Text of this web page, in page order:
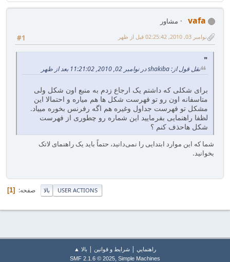
vafa
مشاور
#1
نوامبر 03, 2010, 02:25:42 قبل از ظهر
نقل قول از: shakiba در نوامبر 02, 2010, 11:21:02 بعد از ظهر
برای شکلی که داشتم یک ارجاع زدم به منبع اون شکل ولی
متاسفانه اون رو تو فهرست شکل ها هم میاره و احتمالا این
مشکل تو فهرست جداول وغیره هم اگه رفرنس بخوره مییاد.
لظفا راهنمایی بفرمایید این شماره رو چطوری از فهرست
شکل هاحذف کنم ؟
شما که این موارد ابتدایی را نمی‌دانید، حتماً باید یک راهنمای لاتک
بخوانید.
بالا صفحه 1 USER ACTIONS
راهنمايي | شرایط و قوانین | بالا ▲
SMF 2.1.6 © 2025, Simple Machines